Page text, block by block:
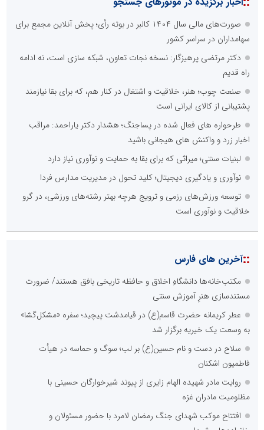
صورت‌های مالی سال ۱۴۰۴ کالبر در بوته رأی؛ پخش آنلاین مجمع برای
سهامداران در سراسر کشور
دکتر مرتضی پرهیزگار: نسخه نجات تعاون، شبکه سازی است، نه ادامه
راه قدیم
صنعت چوب؛ هنر، خلاقیت و اشتغال در کنار هم، که برای بقا نیازمند
پشتیبانی از کالای ایرانی است
طرحواره های فعال شده در پساجنگ؛ هشدار دکتر یاراحمد: مراقب
اخبار زرد و واکنش های هیجانی باشید
لبنیات سنتی؛ میراثی که برای بقا به حمایت و نوآوری نیاز دارد
نوآوری و یادگیری دیجیتال؛ کلید تحول در مدیریت مدارس فردا
توسعه ورزش‌های رزمی و ترویج هرچه بهتر رشته‌های ورزشی، در گرو
خلاقیت و نوآوری است
::آخرین های فارس
مکتب‌خانه‌ها دانشگاهِ اخلاق و حافظه تاریخی بافق هستند/ ضرورت
مستندسازی هنرِ آموزش سنتی
عطر کریمانه حضرت قاسم(ع) در قیامدشت پیچید؛ سفره «مشکل‌گشا»
به وسعت یک خیریه برگزار شد
سلاح در دست و نام حسین(ع) بر لب؛ سوگ و حماسه در هیأت
فاطمیون اشکنان
روایت مادر شهیده الهام زایری از پیوند شیرخوارگان حسینی با
مظلومیت مادران غزه
افتتاح موکب شهدای جنگ رمضان لامرد با حضور مسئولان و